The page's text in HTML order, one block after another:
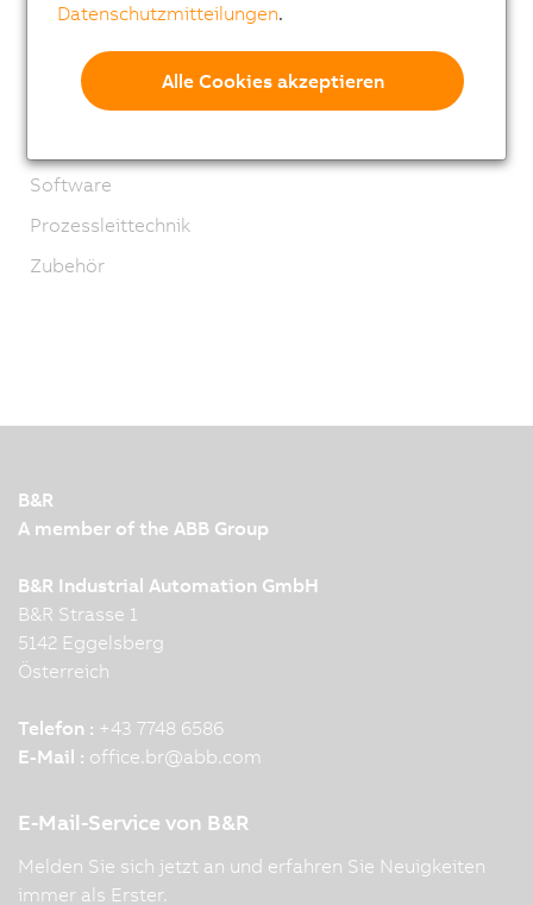
Robotics
Mobile Automation
Netzwerke und Feldbus Module
Software
Prozessleittechnik
Zubehör
B&R
A member of the ABB Group
B&R Industrial Automation GmbH
B&R Strasse 1
5142 Eggelsberg
Österreich
Telefon : +43 7748 6586
E-Mail : office.br@abb.com
E-Mail-Service von B&R
Melden Sie sich jetzt an und erfahren Sie Neuigkeiten
immer als Erster.
Datenschutzmitteilungen.
Alle Cookies akzeptieren